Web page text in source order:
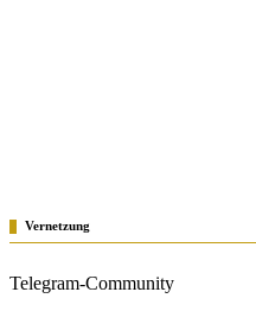
Vernetzung
Telegram-Community